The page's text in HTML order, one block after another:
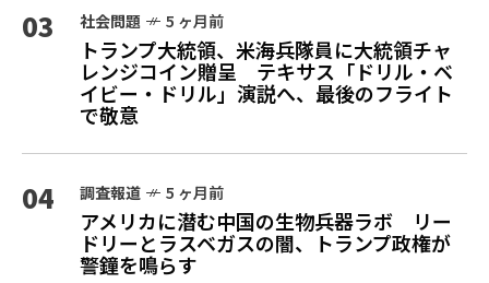
03 社会問題 5 ヶ月前
トランプ大統領、米海兵隊員に大統領チャ
レンジコイン贈呈 テキサス「ドリル・ベ
イビー・ドリル」演説へ、最後のフライト
で敬意
04 調査報道 5 ヶ月前
アメリカに潜む中国の生物兵器ラボ リー
ドリーとラスベガスの闇、トランプ政権が
警鐘を鳴らす